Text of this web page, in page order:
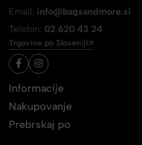
Email: info@bagsandmore.si
Telefon: 02 620 43 24
Trgovine po Sloveniji
Informacije
Nakupovanje
Prebrskaj po